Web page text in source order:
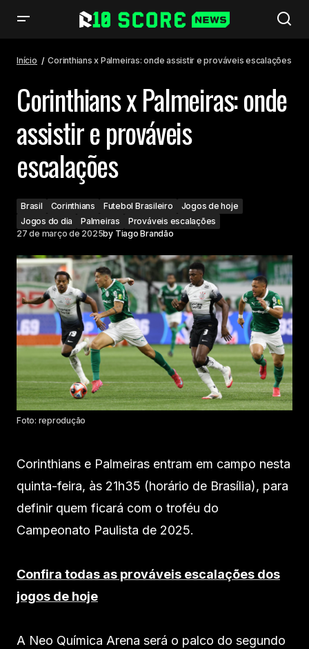
Início Corinthians x Palmeiras: onde assistir e prováveis escalações
Corinthians x Palmeiras: onde
assistir e prováveis
escalações
Brasil Corinthians Futebol Brasileiro
Jogos de hoje
Jogos do dia
Palmeiras
Prováveis escalações
27 de março de 2025by Tiago Brandão
Foto: reprodução
Corinthians e Palmeiras entram em campo nesta
quinta-feira, às 21h35 (horário de Brasília), para
definir quem ficará com o troféu do
Campeonato Paulista de 2025.
Confira todas as prováveis escalações dos
jogos de hoje
A Neo Química Arena será o palco do segundo